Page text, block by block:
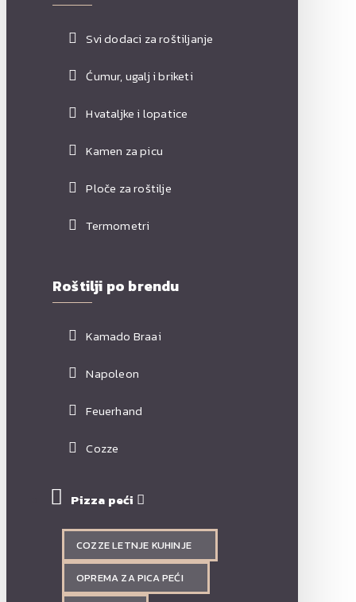
Svi dodaci za roštiljanje
Ćumur, ugalj i briketi
Hvataljke i lopatice
Kamen za picu
Ploče za roštilje
Termometri
Roštilji po brendu
Kamado Braai
Napoleon
Feuerhand
Cozze
Pizza peći
COZZE LETNJE KUHINJE
OPREMA ZA PICA PEĆI